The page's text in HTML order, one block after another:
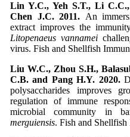
Lin Y.C., Yeh S.T., Li
Chen J.C. 2011. An
extract improves the
Litopenaeus vannamei
virus. Fish and Shellfish
Liu W.C., Zhou S.H.,
C.B. and Pang H.Y. 2020.
polysaccharides improves
regulation of immune
microbial community in
merguiensis. Fish and